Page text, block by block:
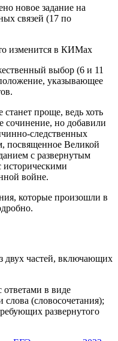
новое задание на
связей (17 по
выбор (6 и 11
указывающее
проще, ведь хоть
но добавили
следственных
посвященное Великой
с развернутым
историческими
войне.
которые произошли в
двух частей, включающих
ответами в виде
(словосочетания);
развернутого